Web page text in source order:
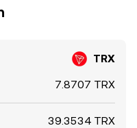
TRX
7.8707 TRX
39.3534 TRX